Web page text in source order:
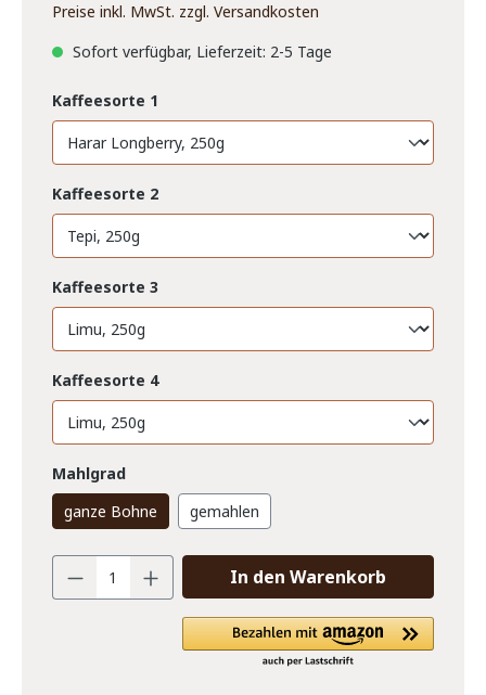
Preise inkl. MwSt. zzgl. Versandkosten
Sofort verfügbar, Lieferzeit: 2-5 Tage
Kaffeesorte 1
Kaffeesorte 2
Kaffeesorte 3
Kaffeesorte 4
Mahlgrad
ganze Bohne
gemahlen
In den Warenkorb